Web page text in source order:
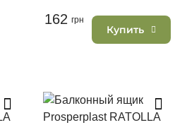
162 грн
Купить